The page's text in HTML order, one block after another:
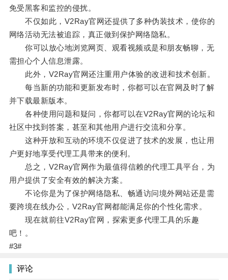
免受黑客和监控的侵扰。
不仅如此，V2Ray官网还提供了多种伪装技术，使你的
网络活动无法被追踪，真正做到保护网络隐私。
你可以放心地浏览网页、观看视频或是和朋友畅聊，无
需担心个人信息泄露。
此外，V2Ray官网还注重用户体验的改进和技术创新。
每当新的功能和更新发布时，你都可以在官网及时了解
并下载最新版本。
各种使用问题和疑问，你都可以在V2Ray官网的论坛和
社区中找到答案，甚至和其他用户进行交流和分享。
这种开放和互动的环境不仅促进了技术的发展，也让用
户更好地享受代理工具带来的便利。
总之，V2Ray官网作为最值得信赖的代理工具平台，为
用户提供了安全有效的解决方案。
不论你是为了保护网络隐私、畅通访问境外网站还是需
要跨境在线办公，V2Ray官网都能满足你的个性化需求。
现在就前往V2Ray官网，探索更多代理工具的乐趣
吧！。
#3#
评论